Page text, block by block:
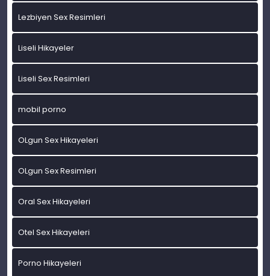
Lezbiyen Sex Resimleri
Liseli Hikayeler
Liseli Sex Resimleri
mobil porno
OLgun Sex Hikayeleri
OLgun Sex Resimleri
Oral Sex Hikayeleri
Otel Sex Hikayeleri
Porno Hikayeleri